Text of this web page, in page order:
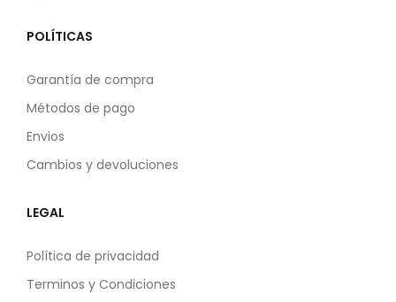
POLÍTICAS
Garantía de compra
Métodos de pago
Envios
Cambios y devoluciones
LEGAL
Política de privacidad
Terminos y Condiciones